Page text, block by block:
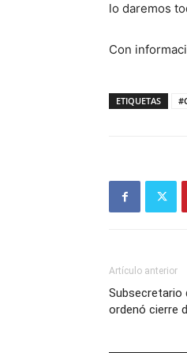
lo daremos
Con
ETIQUETAS
Artículo anterior
Subsecretario
ordenó cierre